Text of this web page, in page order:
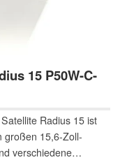
15 P50W-C-
Radius 15 ist
großen 15,6-Zoll-
verschiedene